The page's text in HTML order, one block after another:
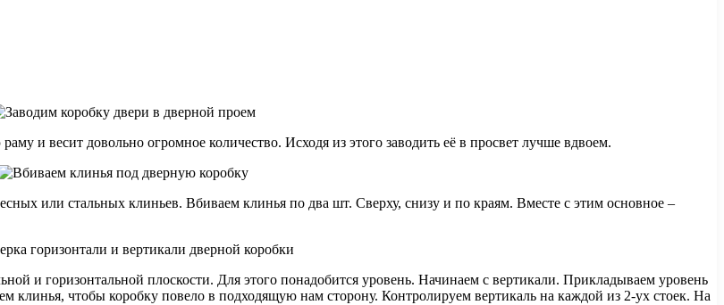
и весит довольно огромное количество. Исходя из этого заводить её в просвет лучше вдвоем.
или стальных клиньев. Вбиваем клинья по два шт. Сверху, снизу и по краям. Вместе с этим основное –
и горизонтальной плоскости. Для этого понадобится уровень. Начинаем с вертикали. Прикладываем уровень
клинья, чтобы коробку повело в подходящую нам сторону. Контролируем вертикаль на каждой из 2-ух стоек. На